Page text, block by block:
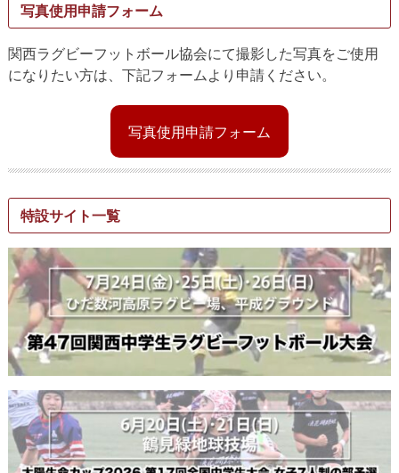
写真使用申請フォーム
関西ラグビーフットボール協会にて撮影した写真をご使用
になりたい方は、下記フォームより申請ください。
写真使用申請フォーム
特設サイト一覧